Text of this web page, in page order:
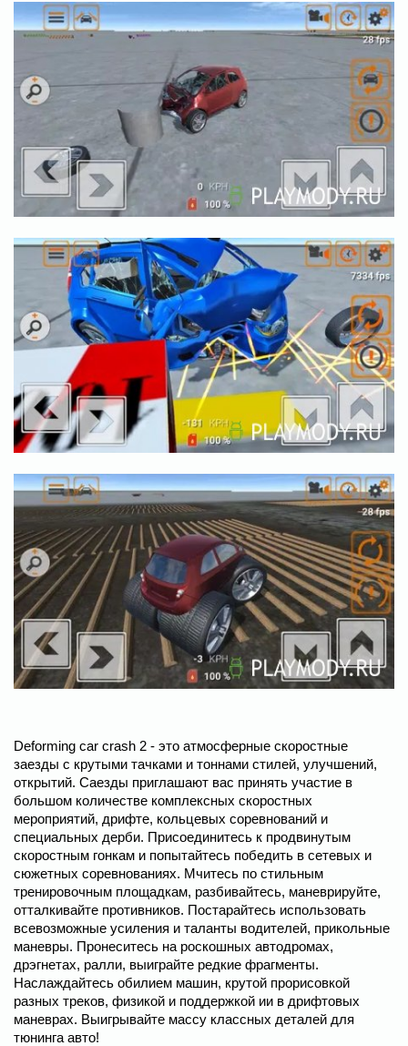
Deforming car crash 2 - это атмосферные скоростные
заезды с крутыми тачками и тоннами стилей, улучшений,
открытий. Саезды приглашают вас принять участие в
большом количестве комплексных скоростных
мероприятий, дрифте, кольцевых соревнований и
специальных дерби. Присоединитесь к продвинутым
скоростным гонкам и попытайтесь победить в сетевых и
сюжетных соревнованиях. Мчитесь по стильным
тренировочным площадкам, разбивайтесь, маневрируйте,
отталкивайте противников. Постарайтесь использовать
всевозможные усиления и таланты водителей, прикольные
маневры. Пронеситесь на роскошных автодромах,
дрэгнетах, ралли, выиграйте редкие фрагменты.
Наслаждайтесь обилием машин, крутой прорисовкой
разных треков, физикой и поддержкой ии в дрифтовых
маневрах. Выигрывайте массу классных деталей для
тюнинга авто!